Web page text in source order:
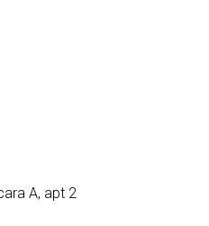
A, apt 2